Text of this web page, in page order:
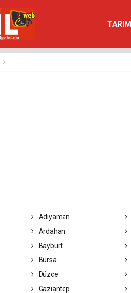
TARIM
Adıyaman
Ardahan
Bayburt
Bursa
Düzce
Gaziantep